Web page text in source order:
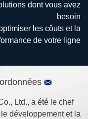
dont vous avez
besoin
les côuts et la
de votre ligne
Ltd., a été le chef
développement et la